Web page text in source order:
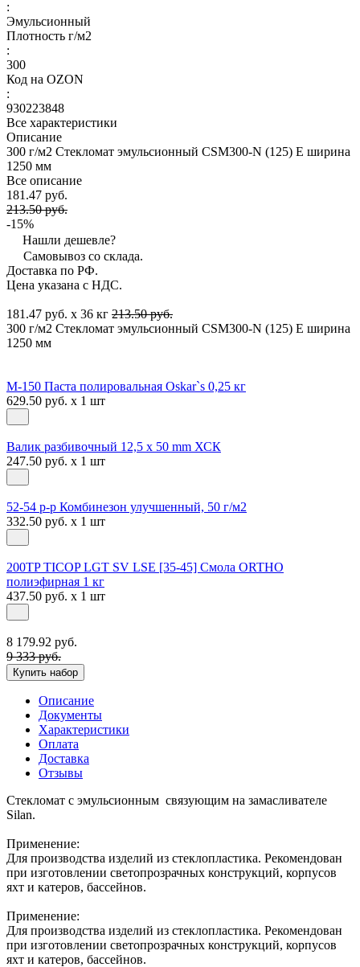
:
Эмульсионный
Плотность г/м2
:
300
Код на OZON
:
930223848
Все характеристики
Описание
300 г/м2 Стекломат эмульсионный CSM300-N (125) E ширина
1250 мм
Все описание
181.47 руб.
213.50 руб.
-15%
Нашли дешевле?
Самовывоз со склада.
Доставка по РФ.
Цена указана с НДС.
181.47 руб. x 36 кг 213.50 руб.
300 г/м2 Стекломат эмульсионный CSM300-N (125) E ширина
1250 мм
М-150 Паста полировальная Oskar`s 0,25 кг
629.50 руб. x 1 шт
Валик разбивочный 12,5 х 50 mm ХСК
247.50 руб. x 1 шт
52-54 р-р Комбинезон улучшенный, 50 г/м2
332.50 руб. x 1 шт
200TP TICOP LGT SV LSE [35-45] Смола ORTHO
полиэфирная 1 кг
437.50 руб. x 1 шт
8 179.92 руб.
9 333 руб.
Купить набор
Описание
Документы
Характеристики
Оплата
Доставка
Отзывы
Стекломат с эмульсионным связующим на замасливателе
Silan.
Применение:
Для производства изделий из стеклопластика. Рекомендован
при изготовлении светопрозрачных конструкций, корпусов
яхт и катеров, бассейнов.
Применение:
Для производства изделий из стеклопластика. Рекомендован
при изготовлении светопрозрачных конструкций, корпусов
яхт и катеров, бассейнов.